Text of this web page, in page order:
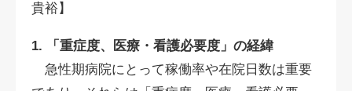
貴裕】
1. 「重症度、医療・看護必要度」の経緯
急性期病院にとって稼働率や在院日数は重要